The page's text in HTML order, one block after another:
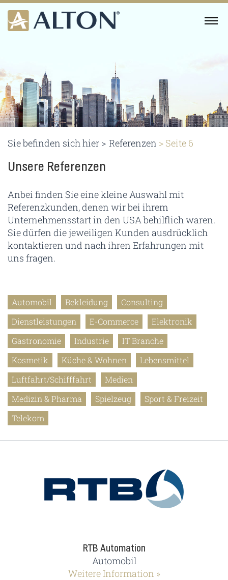
Skip
content
Sie befinden sich hier > Referenzen > Seite 6
Unsere Referenzen
Anbei finden Sie eine kleine Auswahl mit
Referenzkunden, denen wir bei ihrem
Unternehmensstart in den USA behilflich waren.
Sie dürfen die jeweiligen Kunden ausdrücklich
kontaktieren und nach ihren Erfahrungen mit
uns fragen.
Automobil Bekleidung
Consulting
Dienstleistungen
E-Commerce
Elektronik
Gastronomie
Industrie
IT Branche
Kosmetik
Küche & Wohnen
Lebensmittel
Luftfahrt/Schifffahrt
Medien
Medizin & Pharma
Spielzeug
Sport & Freizeit
Telekom
RTB Automation
Automobil
Weitere Information »